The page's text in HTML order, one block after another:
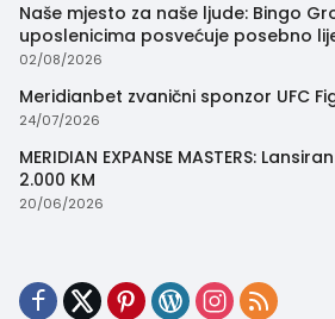
Naše mjesto za naše ljude: Bingo
uposlenicima posvećuje posebno
trenutak
02/08/2026
Meridianbet zvanični sponzor UFC
24/07/2026
MERIDIAN EXPANSE MASTERS:
2.000 KM
20/06/2026